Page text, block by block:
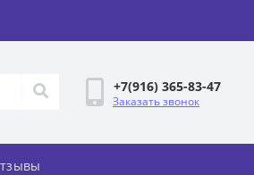
+7(916) 365-83-47
Заказать звонок